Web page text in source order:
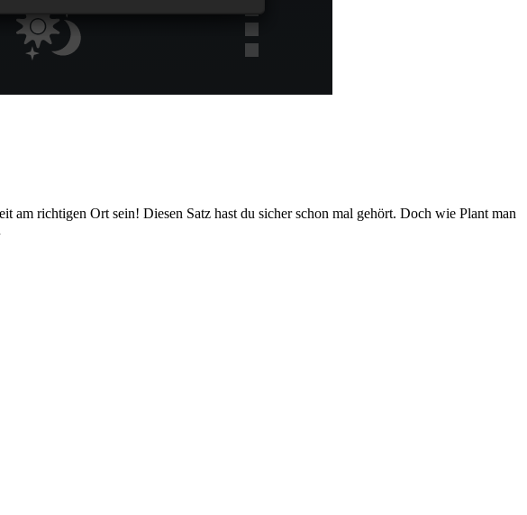
richtigen Ort sein! Diesen Satz hast du sicher schon mal gehört. Doch wie Plant man